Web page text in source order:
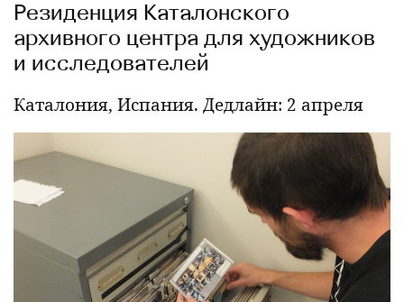
Резиденция Каталонского
архивного центра для художников
и исследователей
Каталония, Испания. Дедлайн: 2 апреля